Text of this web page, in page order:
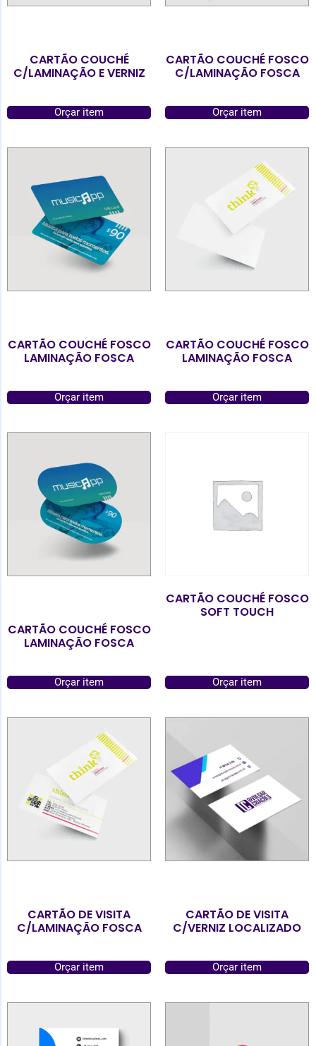
CARTÃO COUCHÉ
C/LAMINAÇÃO E VERNIZ
Orçar item
CARTÃO COUCHÉ FOSCO
C/LAMINAÇÃO FOSCA
Orçar item
CARTÃO COUCHÉ FOSCO
LAMINAÇÃO FOSCA
Orçar item
CARTÃO COUCHÉ FOSCO
LAMINAÇÃO FOSCA
Orçar item
CARTÃO COUCHÉ FOSCO
LAMINAÇÃO FOSCA
Orçar item
CARTÃO COUCHÉ FOSCO
SOFT TOUCH
Orçar item
CARTÃO DE VISITA
C/LAMINAÇÃO FOSCA
Orçar item
CARTÃO DE VISITA
C/VERNIZ LOCALIZADO
Orçar item